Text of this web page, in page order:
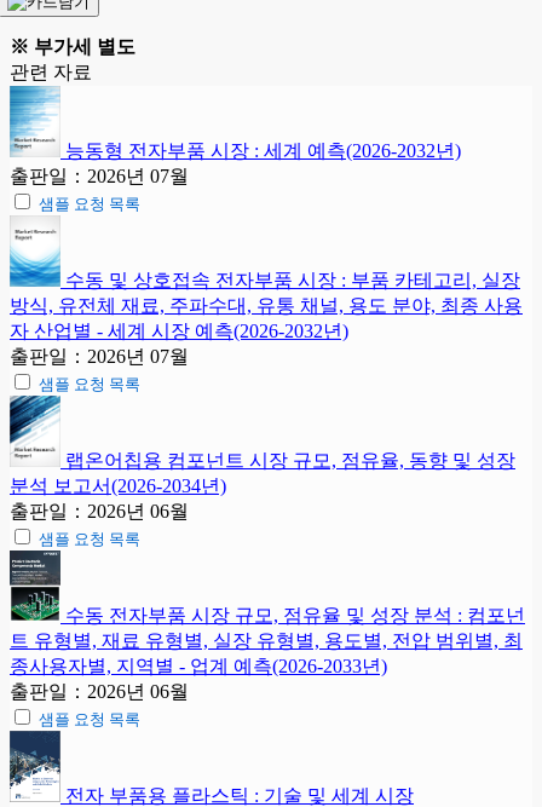
※ 부가세 별도
관련 자료
능동형 전자부품 시장 : 세계 예측(2026-2032년)
출판일：2026년 07월
샘플 요청 목록
수동 및 상호접속 전자부품 시장 : 부품 카테고리, 실장
방식, 유전체 재료, 주파수대, 유통 채널, 용도 분야, 최종 사용
자 산업별 - 세계 시장 예측(2026-2032년)
출판일：2026년 07월
샘플 요청 목록
랩온어칩용 컴포넌트 시장 규모, 점유율, 동향 및 성장
분석 보고서(2026-2034년)
출판일：2026년 06월
샘플 요청 목록
수동 전자부품 시장 규모, 점유율 및 성장 분석 : 컴포넌
트 유형별, 재료 유형별, 실장 유형별, 용도별, 전압 범위별, 최
종사용자별, 지역별 - 업계 예측(2026-2033년)
출판일：2026년 06월
샘플 요청 목록
전자 부품용 플라스틱 : 기술 및 세계 시장